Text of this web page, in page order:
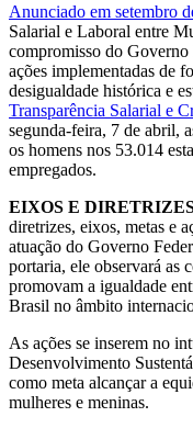
Anunciado em setembro
Salarial e Laboral entre
compromisso do Governo
ações implementadas de
desigualdade histórica e
Transparência Salarial e
segunda-feira, 7 de abril,
os homens nos 53.014
empregados.
EIXOS E
diretrizes, eixos, metas e
atuação do Governo
portaria, ele observará as
promovam a igualdade
Brasil no âmbito
As ações se inserem no
Desenvolvimento
como meta alcançar a
mulheres e meninas.